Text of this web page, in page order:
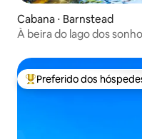
Cabana ⋅ Barnstead
À beira do lago dos
Entre os melhores
Preferido dos